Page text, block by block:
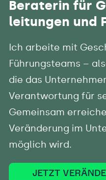
Beraterin für
leitungen und
Ich arbeite mit
Führungsteams –
die das
Verantwortung für
Gemeinsam
Veränderung im
möglich wird.
JETZT